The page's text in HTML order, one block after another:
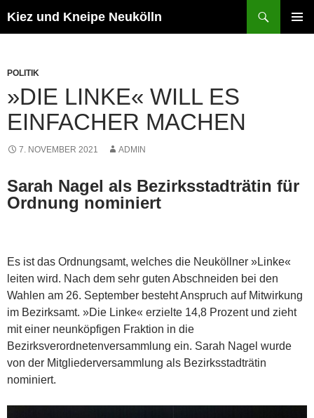
Inhalt
Kiez und Kneipe Neukölln
POLITIK
»DIE LINKE« WILL ES
EINFACHER MACHEN
7. NOVEMBER 2021 ADMIN
Sarah Nagel als Bezirksstadträtin für
Ordnung nominiert
Es ist das Ordnungsamt, welches die Neuköllner »Linke«
leiten wird. Nach dem sehr guten Abschneiden bei den
Wahlen am 26. September besteht Anspruch auf Mitwirkung
im Bezirks­amt. »Die Linke« erzielte 14,8 Prozent und zieht
mit einer neunköpfigen Fraktion in die
Bezirksverordnetenversammlung ein. Sarah Nagel wurde
von der Mitgliederversammlung als Bezirksstadträtin
nominiert.